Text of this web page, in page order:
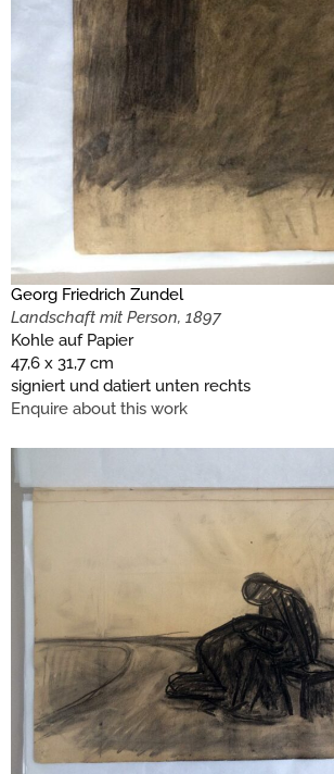
Georg Friedrich Zundel
Landschaft mit Person, 1897
Kohle auf Papier
47,6 x 31,7 cm
signiert und datiert unten rechts
Enquire about this work